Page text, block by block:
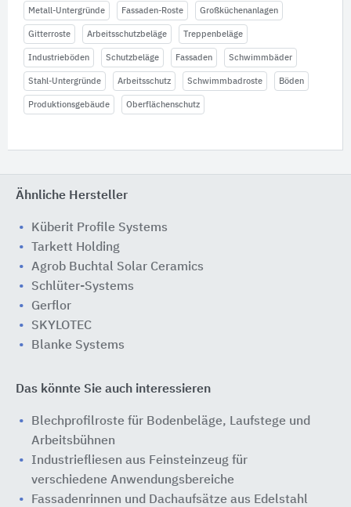
Metall-Untergründe Fassaden-Roste Großküchenanlagen
Gitterroste Arbeitsschutzbeläge Treppenbeläge
Industrieböden Schutzbeläge Fassaden Schwimmbäder
Stahl-Untergründe Arbeitsschutz Schwimmbadroste Böden
Produktionsgebäude Oberflächenschutz
Ähnliche Hersteller
Küberit Profile Systems
Tarkett Holding
Agrob Buchtal Solar Ceramics
Schlüter-Systems
Gerflor
SKYLOTEC
Blanke Systems
Das könnte Sie auch interessieren
Blechprofilroste für Bodenbeläge, Laufstege und
Arbeitsbühnen
Industriefliesen aus Feinsteinzeug für
verschiedene Anwendungsbereiche
Fassadenrinnen und Dachaufsätze aus Edelstahl